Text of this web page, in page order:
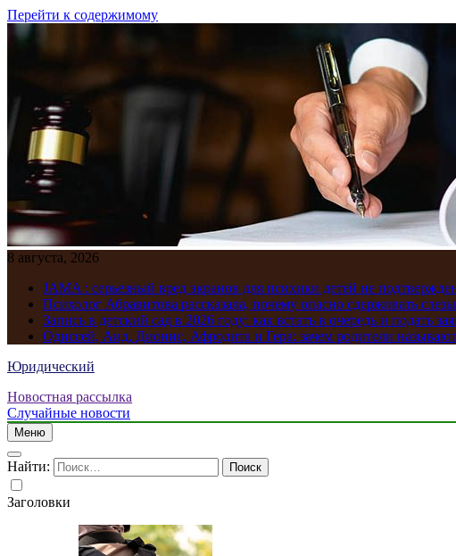
Перейти к содержимому
8 августа, 2026
JAMA : серьезный вред экранов для психики детей не
Психолог Абравитова рассказала, почему опасно сдерживать слезы
Запись в детский сад в 2026 году: как встать в очередь и подать
Одиссей, Аид, Дионис, Афродита и Гера: зачем родители
Юридический
Новостная рассылка
Случайные новости
Меню
Найти:
Заголовки